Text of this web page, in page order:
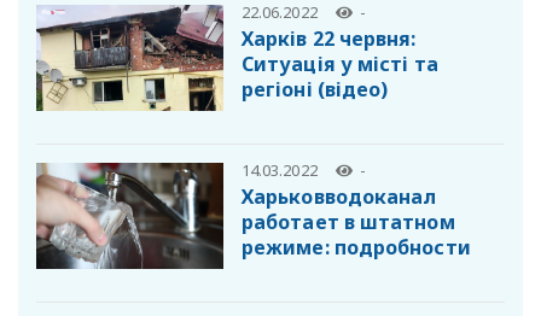
22.06.2022 -
Харків 22 червня:
Cитуація у місті та
регіоні (відео)
14.03.2022 -
Харьковводоканал
работает в штатном
режиме: подробности